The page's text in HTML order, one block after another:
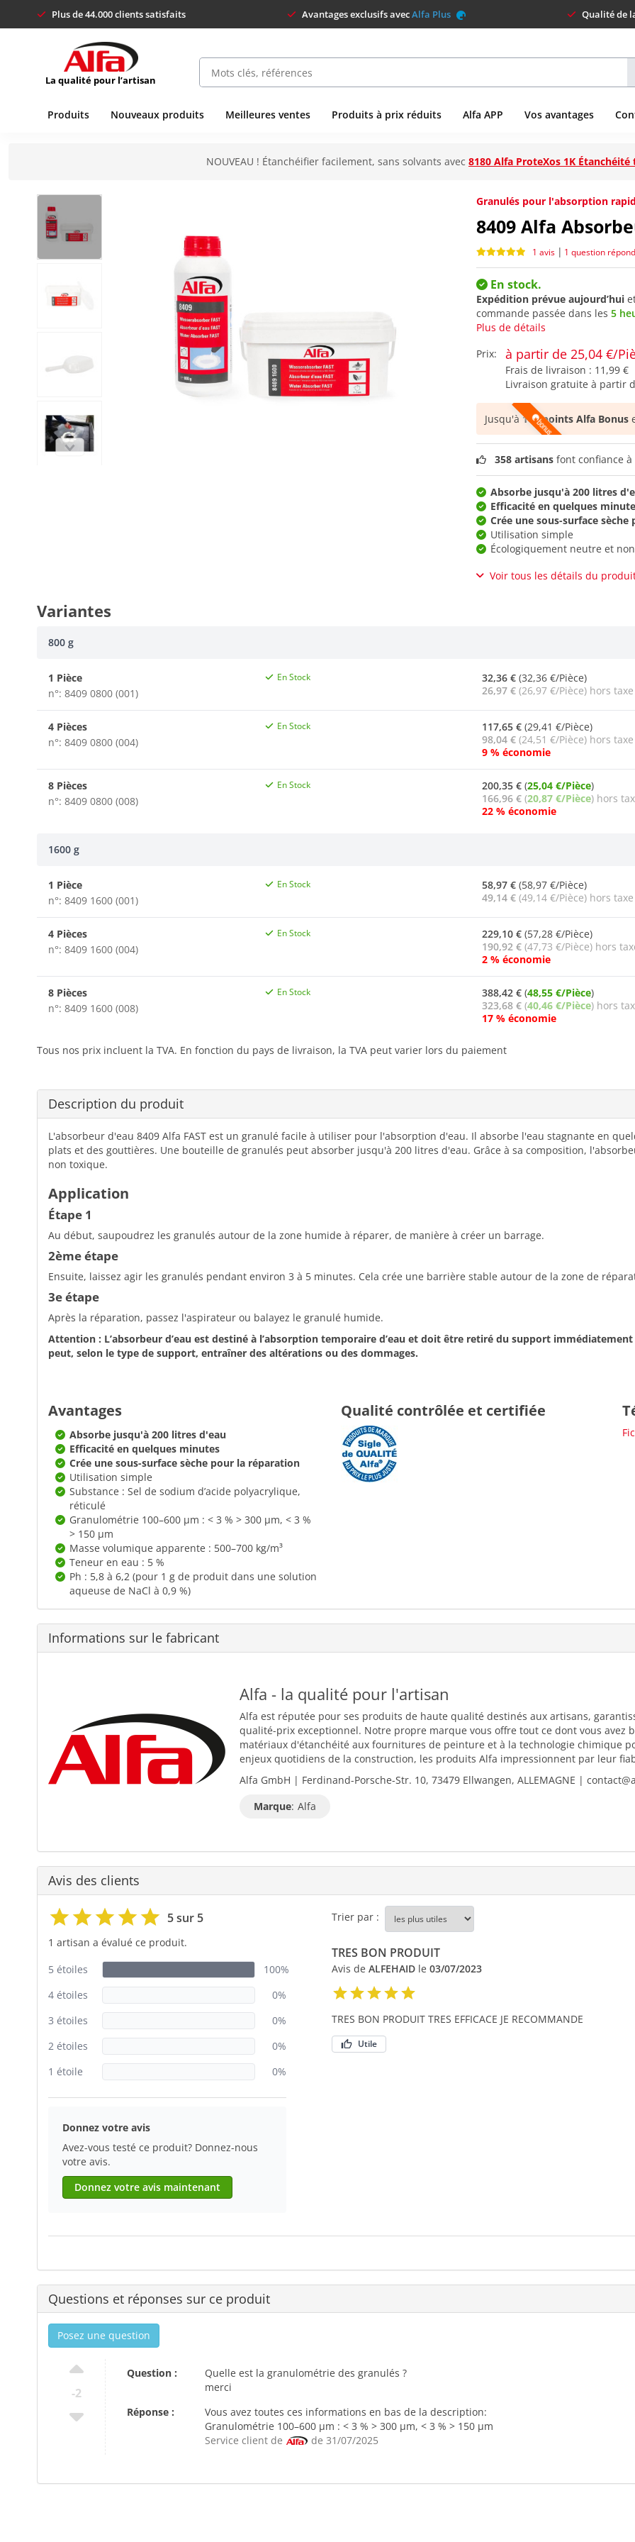
Plus de 44.000 clients satisfaits Avantages exclusifs avecAlfa Plus Qualité de
La qualité pour l’artisan
Produits Nouveaux produits Meilleures ventes Produits à prix réduits Alfa APP Vos avantages
NOUVEAU ! Étanchéifier facilement, sans solvants avec 8180 Alfa ProteXos 1K
Granulés pour l'absorption
8409 Alfa
1 avis | 1 question
En stock.
Expédition prévue aujourd’hui
commande passée dans les 5
Plus de détails
Prix:
à partir de 25,04 €/
Frais de livraison : 11,99 €
Livraison gratuite à partir
Jusqu'à161 points Alfa Bonus
358 artisans font confiance
Absorbe jusqu'à 200 litres
Efficacité en quelques
Crée une sous-surface
Utilisation simple
Écologiquement neutre et
Voir tous les détails du
Variantes
800 g
1 Pièce
n°: 8409 0800 (001)
En Stock 32,36 € (32,36 €/Pièce)
26,97 € (26,97 €/Pièce) hors taxe
4 Pièces
n°: 8409 0800 (004)
En Stock 117,65 € (29,41 €/Pièce)
98,04 € (24,51 €/Pièce) hors taxe
9 % économie
8 Pièces
n°: 8409 0800 (008)
En Stock 200,35 € (25,04 €/Pièce)
166,96 € (20,87 €/Pièce) hors
22 % économie
1600 g
1 Pièce
n°: 8409 1600 (001)
En Stock 58,97 € (58,97 €/Pièce)
49,14 € (49,14 €/Pièce) hors taxe
4 Pièces
n°: 8409 1600 (004)
En Stock 229,10 € (57,28 €/Pièce)
190,92 € (47,73 €/Pièce) hors
2 % économie
8 Pièces
n°: 8409 1600 (008)
En Stock 388,42 € (48,55 €/Pièce)
323,68 € (40,46 €/Pièce) hors
17 % économie
Tous nos prix incluent la TVA. En fonction du pays de livraison, la TVA peut varier lors du paiement
Description du produit
L'absorbeur d'eau 8409 Alfa FAST est un granulé facile à utiliser pour l'absorption d'eau. Il absorbe l'eau stagnante en
plats et des gouttières. Une bouteille de granulés peut absorber jusqu'à 200 litres d'eau. Grâce à sa composition,
non toxique.
Application
Étape 1
Au début, saupoudrez les granulés autour de la zone humide à réparer, de manière à créer un barrage.
2ème étape
Ensuite, laissez agir les granulés pendant environ 3 à 5 minutes. Cela crée une barrière stable autour de la zone de
3e étape
Après la réparation, passez l'aspirateur ou balayez le granulé humide.
Attention : L’absorbeur d’eau est destiné à l’absorption temporaire d’eau et doit être retiré du support
peut, selon le type de support, entraîner des altérations ou des dommages.
Avantages
Absorbe jusqu'à 200 litres d'eau
Efficacité en quelques minutes
Crée une sous-surface sèche pour la réparation
Utilisation simple
Substance : Sel de sodium d’acide polyacrylique,
réticulé
Granulométrie 100–600 µm : < 3 % > 300 µm, < 3 %
> 150 µm
Masse volumique apparente : 500–700 kg/m³
Teneur en eau : 5 %
Ph : 5,8 à 6,2 (pour 1 g de produit dans une solution
aqueuse de NaCl à 0,9 %)
Qualité contrôlée et certifiée
Informations sur le fabricant
Alfa - la qualité pour l'artisan
Alfa est réputée pour ses produits de haute qualité destinés aux artisans,
qualité-prix exceptionnel. Notre propre marque vous offre tout ce dont vous avez
matériaux d'étanchéité aux fournitures de peinture et à la technologie chimique
enjeux quotidiens de la construction, les produits Alfa impressionnent par leur
Alfa GmbH | Ferdinand-Porsche-Str. 10, 73479 Ellwangen, ALLEMAGNE |
Marque: Alfa
Avis des clients
5 sur 5
1 artisan a évalué ce produit.
5 étoiles
100%
4 étoiles
0%
3 étoiles
0%
2 étoiles
0%
1 étoile
0%
Donnez votre avis
Avez-vous testé ce produit? Donnez-nous
votre avis.
Donnez votre avis maintenant
Trier par :
TRES BON PRODUIT
Avis de ALFEHAID le 03/07/2023
TRES BON PRODUIT TRES EFFICACE JE RECOMMANDE
Utile
Questions et réponses sur ce produit
Posez une question
-2
Question :
Quelle est la granulométrie des granulés ?
merci
Réponse :
Vous avez toutes ces informations en bas de la description:
Granulométrie 100–600 µm : < 3 % > 300 µm, < 3 % > 150 µm
Service client de
de 31/07/2025